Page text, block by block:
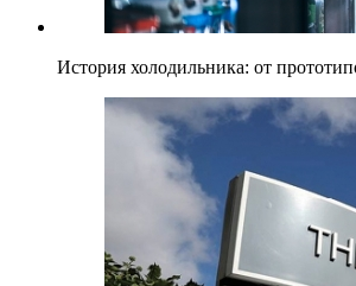
История холодильника: от